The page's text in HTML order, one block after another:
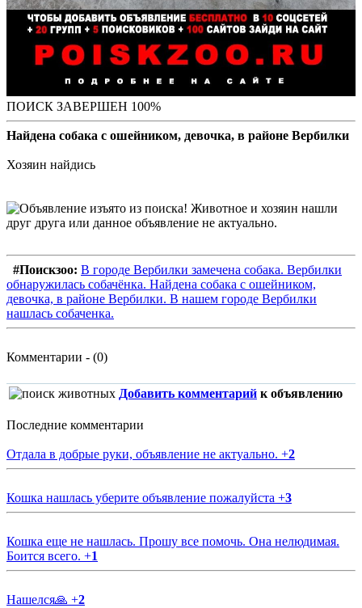
ПОИСК ЗАВЕРШЕН 100%
Найдена собака с ошейником, девочка, в районе Вербилки
Хозяин найдись
#Поискзоо: В городе Вербилки замечена собака. Вербилки
обнаружилась собачёнка. Найдена собака с ошейником,
девочка, в районе Вербилки. В нашем городе Вербилки
нашлась собаченка.
Комментарии - (0)
Добавить комментарий к объявлению
Последние комментарии
Отдала в добрые руки, объявление не актуально. +2
Кошка нашлась уберите объявление пожалуйста +3
Кошка еще не нашлась. Прошу все помочь. Она нелюдимая.
Боится всего. +1
Нашелся🙏 +2